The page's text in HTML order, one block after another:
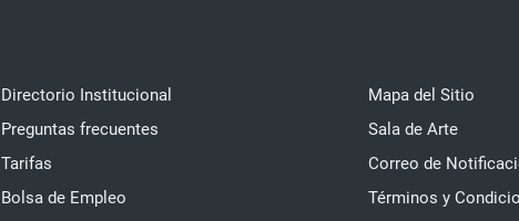
Directorio Institucional
Preguntas frecuentes
Tarifas
Bolsa de Empleo
Mapa del Sitio
Sala de Arte
Correo de
Términos y